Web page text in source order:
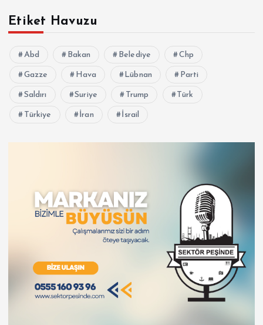
Etiket Havuzu
Abd Bakan Belediye Chp
Gazze Hava Lübnan Parti
Saldırı Suriye Trump Türk
Türkiye İran İsrail